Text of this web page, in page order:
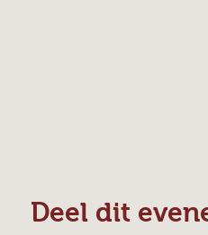
Deel dit